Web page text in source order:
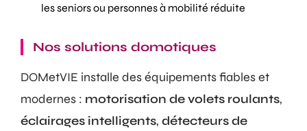
les seniors ou personnes à mobilité réduite
Nos solutions domotiques
DOMetVIE installe des équipements fiables et
modernes : motorisation de volets roulants,
éclairages intelligents, détecteurs de